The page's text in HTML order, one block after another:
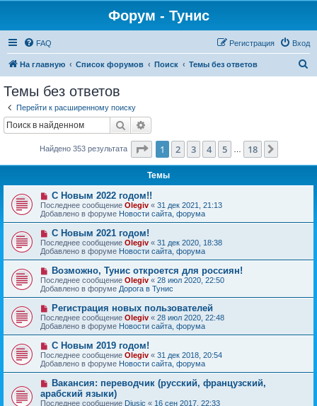
Форум - Тунис
FAQ Вход
Регистрация
На главную Список форумов Поиск Темы без ответов
Темы без ответов
Перейти к расширенному поиску
Поиск
Найдено 353 результата Страница из 18
1 2 3 4 5 18
Темы
Н
о
в
о
с
о
о
б
щ
е
н
и
е
С Новым 2022 годом!!
Последнее сообщение Olegiv « 31 дек 2021, 21:13
Добавлено в форуме Новости сайта, форума
Н
о
в
о
е
с
о
о
б
щ
е
н
и
е
С Новым 2021 годом!
Последнее сообщение Olegiv « 31 дек 2020, 18:38
Добавлено в форуме Новости сайта, форума
Н
о
в
о
е
с
о
о
б
щ
е
н
и
е
Возможно, Тунис откроется для россиян!
Последнее сообщение Olegiv « 28 июл 2020, 22:50
Добавлено в форуме Дорога в Тунис
Н
о
в
о
с
о
о
б
щ
е
н
Регистрация новых пользователей
Последнее сообщение Olegiv « 28 июл 2020, 22:48
Добавлено в форуме Новости сайта, форума
Н
о
в
о
е
с
о
о
С Новым 2019 годом!
Последнее сообщение Olegiv « 31 дек 2018, 20:54
Добавлено в форуме Новости сайта, форума
Н
в
Вакансия: переводчик (русский, французский,
арабский языки)
Последнее сообщение Djusic « 16 сен 2017, 22:33